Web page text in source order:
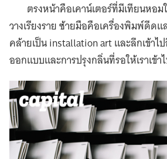
ตรงหน้าคือเคาน์เตอร์ที่มีเทียนหอม
วางเรียงราย ซ้ายมือคือเครื่องพิมพ์ดีด
คล้ายเป็น installation art และลึกเข้าไ
ออกแบบและการปรุงกลิ่นที่รอให้เราเข้